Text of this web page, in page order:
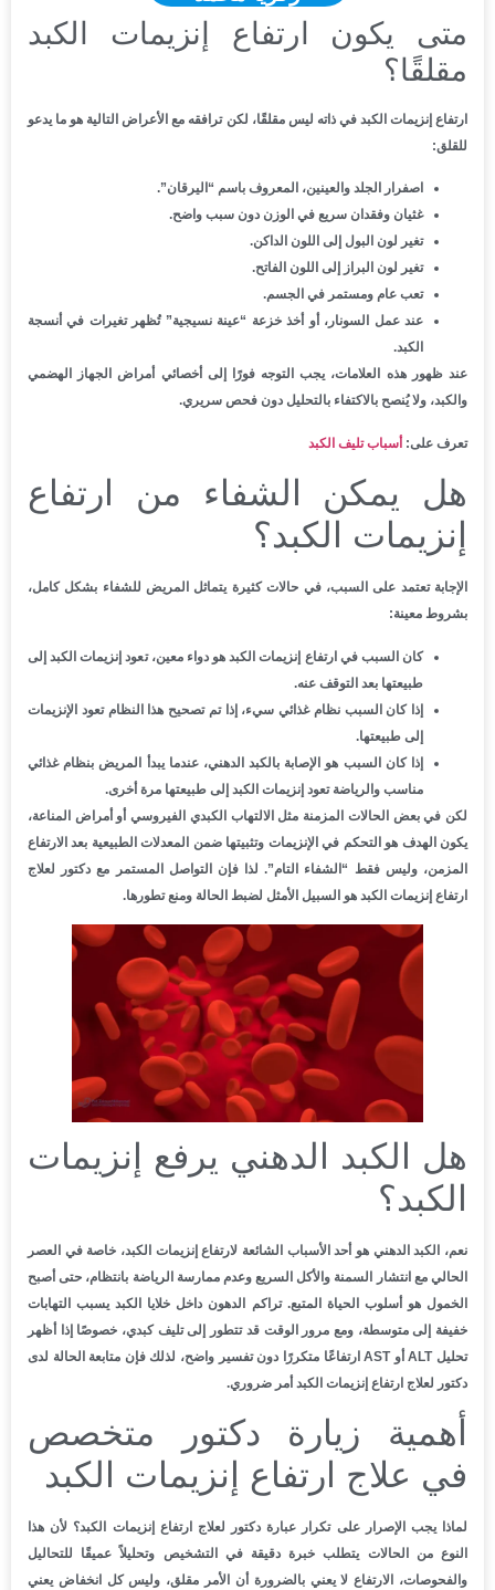
متى يكون ارتفاع إنزيمات الكبد
مقلقًا؟
ارتفاع إنزيمات الكبد في ذاته ليس مقلقًا، لكن ترافقه مع الأعراض التالية هو ما يدعو
للقلق:
اصفرار الجلد والعينين، المعروف باسم “اليرقان”.
غثيان وفقدان سريع في الوزن دون سبب واضح.
تغير لون البول إلى اللون الداكن.
تغير لون البراز إلى اللون الفاتح.
تعب عام ومستمر في الجسم.
عند عمل السونار، أو أخذ خزعة “عينة نسيجية” تُظهر تغيرات في أنسجة
الكبد.
عند ظهور هذه العلامات، يجب التوجه فورًا إلى أخصائي أمراض الجهاز الهضمي
والكبد، ولا يُنصح بالاكتفاء بالتحليل دون فحص سريري.
تعرف على: أسباب تليف الكبد
هل يمكن الشفاء من ارتفاع
إنزيمات الكبد؟
الإجابة تعتمد على السبب، في حالات كثيرة يتماثل المريض للشفاء بشكل كامل،
بشروط معينة:
كان السبب في ارتفاع إنزيمات الكبد هو دواء معين، تعود إنزيمات الكبد إلى
طبيعتها بعد التوقف عنه.
إذا كان السبب نظام غذائي سيء، إذا تم تصحيح هذا النظام تعود الإنزيمات
إلى طبيعتها.
إذا كان السبب هو الإصابة بالكبد الدهني، عندما يبدأ المريض بنظام غذائي
مناسب والرياضة تعود إنزيمات الكبد إلى طبيعتها مرة أخرى.
لكن في بعض الحالات المزمنة مثل الالتهاب الكبدي الفيروسي أو أمراض المناعة،
يكون الهدف هو التحكم في الإنزيمات وتثبيتها ضمن المعدلات الطبيعية بعد الارتفاع
المزمن، وليس فقط “الشفاء التام”. لذا فإن التواصل المستمر مع دكتور لعلاج
ارتفاع إنزيمات الكبد هو السبيل الأمثل لضبط الحالة ومنع تطورها.
هل الكبد الدهني يرفع إنزيمات
الكبد؟
نعم، الكبد الدهني هو أحد الأسباب الشائعة لارتفاع إنزيمات الكبد، خاصة في العصر
الحالي مع انتشار السمنة والأكل السريع وعدم ممارسة الرياضة بانتظام، حتى أصبح
الخمول هو أسلوب الحياة المتبع. تراكم الدهون داخل خلايا الكبد يسبب التهابات
خفيفة إلى متوسطة، ومع مرور الوقت قد تتطور إلى تليف كبدي، خصوصًا إذا أظهر
تحليل ALT أو AST ارتفاعًا متكررًا دون تفسير واضح، لذلك فإن متابعة الحالة لدى
دكتور لعلاج ارتفاع إنزيمات الكبد أمر ضروري.
أهمية زيارة دكتور متخصص
في علاج ارتفاع إنزيمات الكبد
لماذا يجب الإصرار على تكرار عبارة دكتور لعلاج ارتفاع إنزيمات الكبد؟ لأن هذا
النوع من الحالات يتطلب خبرة دقيقة في التشخيص وتحليلاً عميقًا للتحاليل
والفحوصات، الارتفاع لا يعني بالضرورة أن الأمر مقلق، وليس كل انخفاض يعني